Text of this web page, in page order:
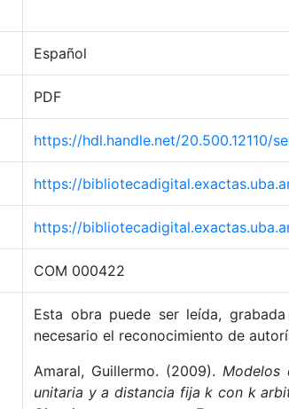
Español
PDF
https://hdl.handle.net/20.500.12110/
https://
https://
COM 000422
Esta obra puede ser leída,
necesario el reconocimiento de
Amaral, Guillermo. (2009). Modelos
unitaria y a distancia fija k con k